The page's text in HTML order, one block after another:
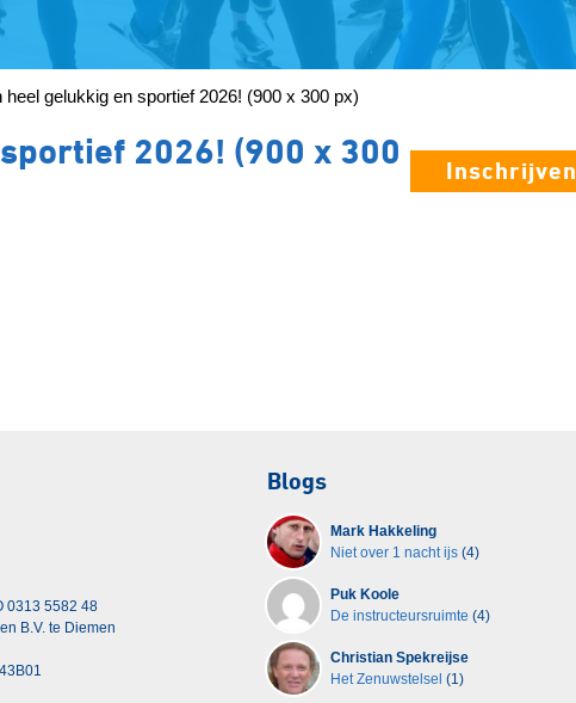
heel gelukkig en sportief 2026! (900 x 300 px)
Inschrijven
2026! (900 x 300
0313 5582 48
B.V. te Diemen
Blogs
Mark Hakkeling
Niet over 1 nacht ijs (4)
Puk Koole
De instructeursruimte (4)
Christian Spekreijse
Het Zenuwstelsel (1)